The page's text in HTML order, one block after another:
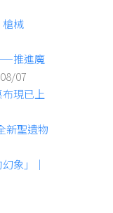
械
推進魔
07
布現已上
新聖遺物
象」｜